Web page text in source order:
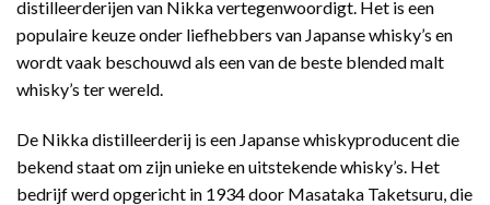
distilleerderijen van Nikka vertegenwoordigt. Het is een
populaire keuze onder liefhebbers van Japanse whisky’s en
wordt vaak beschouwd als een van de beste blended malt
whisky’s ter wereld.
De Nikka distilleerderij is een Japanse whiskyproducent die
bekend staat om zijn unieke en uitstekende whisky’s. Het
bedrijf werd opgericht in 1934 door Masataka Taketsuru, die